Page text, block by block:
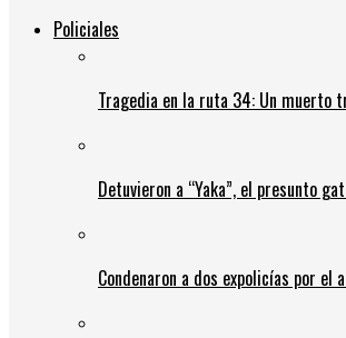
Policiales
Tragedia en la ruta 34: Un muerto
Detuvieron a “Yaka”, el presunto
Condenaron a dos expolicías por el